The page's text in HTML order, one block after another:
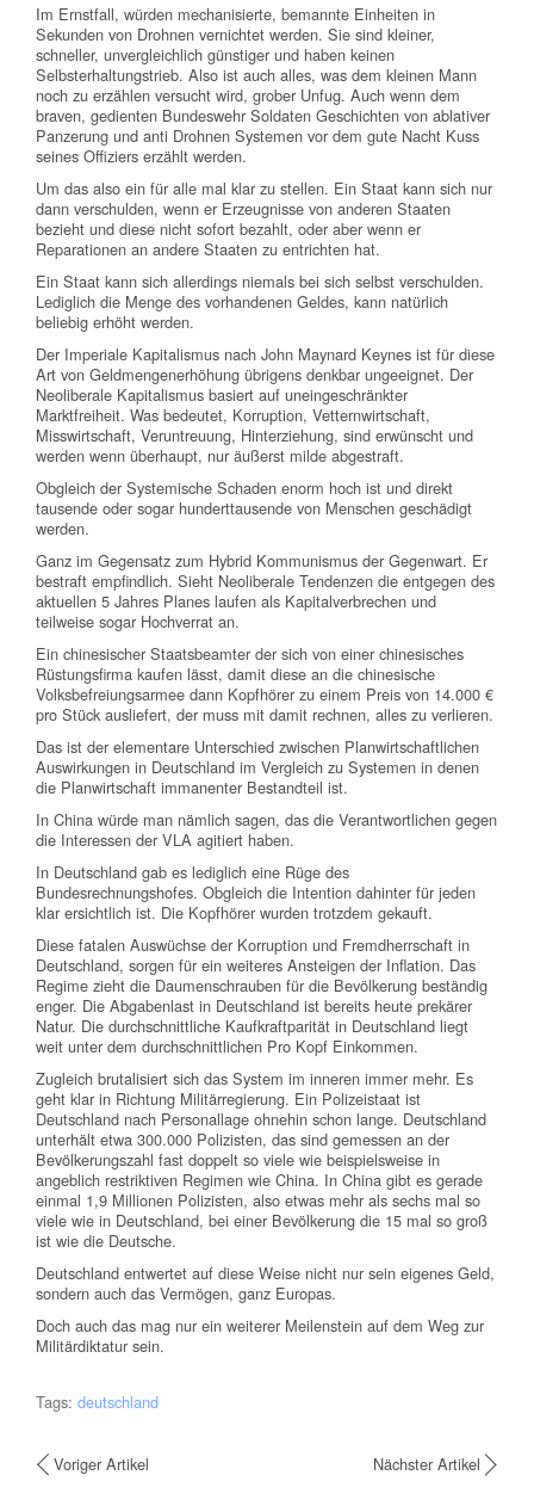
Im Ernstfall, würden mechanisierte, bemannte Einheiten in
Sekunden von Drohnen vernichtet werden. Sie sind kleiner,
schneller, unvergleichlich günstiger und haben keinen
Selbsterhaltungstrieb. Also ist auch alles, was dem kleinen Mann
noch zu erzählen versucht wird, grober Unfug. Auch wenn dem
braven, gedienten Bundeswehr Soldaten Geschichten von ablativer
Panzerung und anti Drohnen Systemen vor dem gute Nacht Kuss
seines Offiziers erzählt werden.
Um das also ein für alle mal klar zu stellen. Ein Staat kann sich nur
dann verschulden, wenn er Erzeugnisse von anderen Staaten
bezieht und diese nicht sofort bezahlt, oder aber wenn er
Reparationen an andere Staaten zu entrichten hat.
Ein Staat kann sich allerdings niemals bei sich selbst verschulden.
Lediglich die Menge des vorhandenen Geldes, kann natürlich
beliebig erhöht werden.
Der Imperiale Kapitalismus nach John Maynard Keynes ist für diese
Art von Geldmengenerhöhung übrigens denkbar ungeeignet. Der
Neoliberale Kapitalismus basiert auf uneingeschränkter
Marktfreiheit. Was bedeutet, Korruption, Vetternwirtschaft,
Misswirtschaft, Veruntreuung, Hinterziehung, sind erwünscht und
werden wenn überhaupt, nur äußerst milde abgestraft.
Obgleich der Systemische Schaden enorm hoch ist und direkt
tausende oder sogar hunderttausende von Menschen geschädigt
werden.
Ganz im Gegensatz zum Hybrid Kommunismus der Gegenwart. Er
bestraft empfindlich. Sieht Neoliberale Tendenzen die entgegen des
aktuellen 5 Jahres Planes laufen als Kapitalverbrechen und
teilweise sogar Hochverrat an.
Ein chinesischer Staatsbeamter der sich von einer chinesisches
Rüstungsfirma kaufen lässt, damit diese an die chinesische
Volksbefreiungsarmee dann Kopfhörer zu einem Preis von 14.000 €
pro Stück ausliefert, der muss mit damit rechnen, alles zu verlieren.
Das ist der elementare Unterschied zwischen Planwirtschaftlichen
Auswirkungen in Deutschland im Vergleich zu Systemen in denen
die Planwirtschaft immanenter Bestandteil ist.
In China würde man nämlich sagen, das die Verantwortlichen gegen
die Interessen der VLA agitiert haben.
In Deutschland gab es lediglich eine Rüge des
Bundesrechnungshofes. Obgleich die Intention dahinter für jeden
klar ersichtlich ist. Die Kopfhörer wurden trotzdem gekauft.
Diese fatalen Auswüchse der Korruption und Fremdherrschaft in
Deutschland, sorgen für ein weiteres Ansteigen der Inflation. Das
Regime zieht die Daumenschrauben für die Bevölkerung beständig
enger. Die Abgabenlast in Deutschland ist bereits heute prekärer
Natur. Die durchschnittliche Kaufkraftparität in Deutschland liegt
weit unter dem durchschnittlichen Pro Kopf Einkommen.
Zugleich brutalisiert sich das System im inneren immer mehr. Es
geht klar in Richtung Militärregierung. Ein Polizeistaat ist
Deutschland nach Personallage ohnehin schon lange. Deutschland
unterhält etwa 300.000 Polizisten, das sind gemessen an der
Bevölkerungszahl fast doppelt so viele wie beispielsweise in
angeblich restriktiven Regimen wie China. In China gibt es gerade
einmal 1,9 Millionen Polizisten, also etwas mehr als sechs mal so
viele wie in Deutschland, bei einer Bevölkerung die 15 mal so groß
ist wie die Deutsche.
Deutschland entwertet auf diese Weise nicht nur sein eigenes Geld,
sondern auch das Vermögen, ganz Europas.
Doch auch das mag nur ein weiterer Meilenstein auf dem Weg zur
Militärdiktatur sein.
Tags: deutschland
Voriger Artikel Nächster Artikel